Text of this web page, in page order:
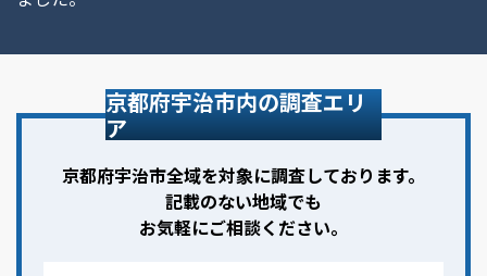
京都府宇治市内の調査エリ
ア
京都府宇治市全域を対象に調査しております。
記載のない地域でも
お気軽にご相談ください。